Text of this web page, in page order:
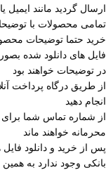
ارسال گردید مانند ایمیل یا
تمامی محصولات با
خرید حتما توضیحات
در توضیحات خواهند بود
از طریق درگاه پرداخت
انجام دهید
از شماره تماس شما برای
محرمانه خواهند ماند
پس از خرید و دانلود
بانکی وجود ندارد به